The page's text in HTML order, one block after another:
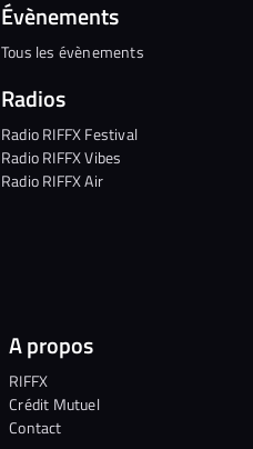
Évènements
Tous les évènements
Radios
Radio RIFFX Festival
Radio RIFFX Vibes
Radio RIFFX Air
A propos
RIFFX
Crédit Mutuel
Contact